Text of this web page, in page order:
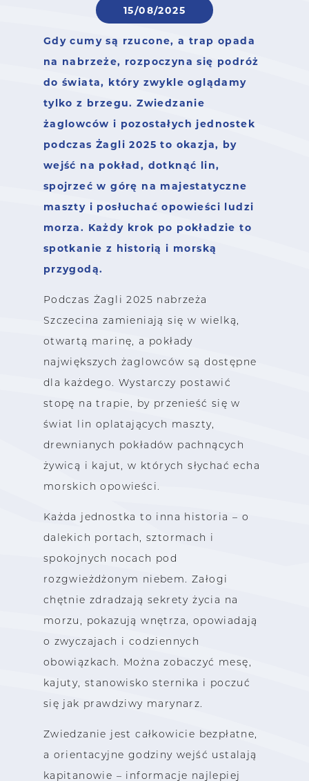
15/08/2025
Gdy cumy są rzucone, a trap opada
na nabrzeże, rozpoczyna się podróż
do świata, który zwykle oglądamy
tylko z brzegu. Zwiedzanie
żaglowców i pozostałych jednostek
podczas Żagli 2025 to okazja, by
wejść na pokład, dotknąć lin,
spojrzeć w górę na majestatyczne
maszty i posłuchać opowieści ludzi
morza. Każdy krok po pokładzie to
spotkanie z historią i morską
przygodą.
Podczas Żagli 2025 nabrzeża
Szczecina zamieniają się w wielką,
otwartą marinę, a pokłady
największych żaglowców są dostępne
dla każdego. Wystarczy postawić
stopę na trapie, by przenieść się w
świat lin oplatających maszty,
drewnianych pokładów pachnących
żywicą i kajut, w których słychać echa
morskich opowieści.
Każda jednostka to inna historia – o
dalekich portach, sztormach i
spokojnych nocach pod
rozgwieżdżonym niebem. Załogi
chętnie zdradzają sekrety życia na
morzu, pokazują wnętrza, opowiadają
o zwyczajach i codziennych
obowiązkach. Można zobaczyć mesę,
kajuty, stanowisko sternika i poczuć
się jak prawdziwy marynarz.
Zwiedzanie jest całkowicie bezpłatne,
a orientacyjne godziny wejść ustalają
kapitanowie – informacje najlepiej